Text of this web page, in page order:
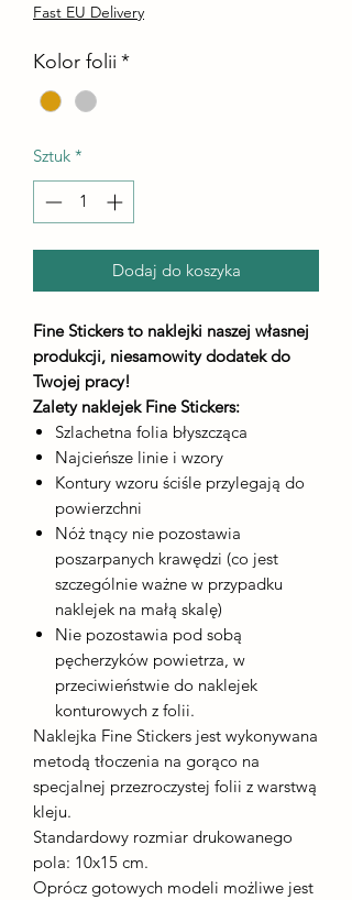
Fast EU Delivery
Kolor folii *
Sztuk *
Dodaj do koszyka
Fine Stickers to naklejki naszej własnej
produkcji, niesamowity dodatek do
Twojej pracy!
Zalety naklejek Fine Stickers:
Szlachetna folia błyszcząca
Najcieńsze linie i wzory
Kontury wzoru ściśle przylegają do
powierzchni
Nóż tnący nie pozostawia
poszarpanych krawędzi (co jest
szczególnie ważne w przypadku
naklejek na małą skalę)
Nie pozostawia pod sobą
pęcherzyków powietrza, w
przeciwieństwie do naklejek
konturowych z folii.
Naklejka Fine Stickers jest wykonywana
metodą tłoczenia na gorąco na
specjalnej przezroczystej folii z warstwą
kleju.
Standardowy rozmiar drukowanego
pola: 10x15 cm.
Oprócz gotowych modeli możliwe jest